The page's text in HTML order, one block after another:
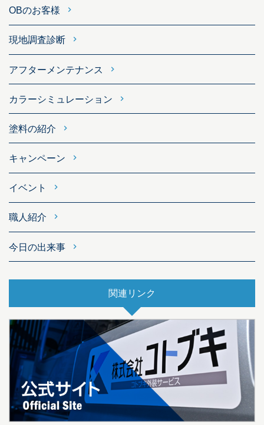
OBのお客様
現地調査診断
アフターメンテナンス
カラーシミュレーション
塗料の紹介
キャンペーン
イベント
職人紹介
今日の出来事
関連リンク